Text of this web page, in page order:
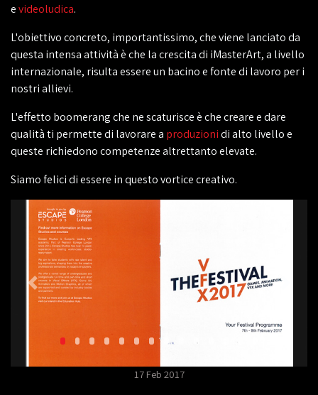
evideoludica.
L'obiettivo concreto, importantissimo, che viene lanciato da
questa intensa attività è che la crescita di iMasterArt, a livello
internazionale, risulta essere un bacino e fonte di lavoro per i
nostri allievi.
L'effetto boomerang che ne scaturisce è che creare e dare
qualità ti permette di lavorare a produzionidi alto livello e
queste richiedono competenze altrettanto elevate.
Siamo felici di essere in questo vortice creativo.
17 Feb 2017